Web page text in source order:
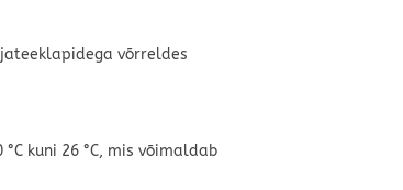
võrreldes
kuni 26 °C, mis võimaldab